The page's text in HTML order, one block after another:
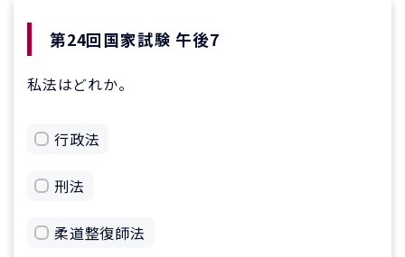
第24回国家試験 午後7
私法はどれか。
行政法
刑法
柔道整復師法